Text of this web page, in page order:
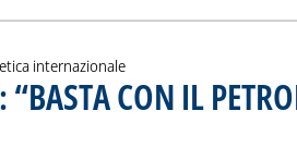
internazionale
CON IL
“BASTA CON IL
notizia